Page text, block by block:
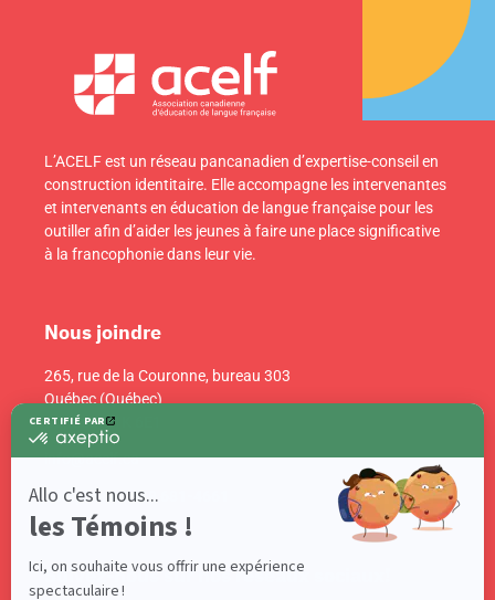
L’ACELF est un réseau pancanadien d’expertise-conseil en
construction identitaire. Elle accompagne les intervenantes
et intervenants en éducation de langue française pour les
outiller afin d’aider les jeunes à faire une place significative
à la francophonie dans leur vie.
Suivez-nous sur nos réseaux sociaux!
Nous joindre
265, rue de la Couronne, bureau 303
Québec (Québec)
Canada G1K 6E1
info@acelf.ca
Téléphone : 418 681-4661